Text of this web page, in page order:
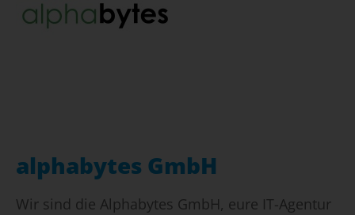
alphabytes GmbH
Wir sind die Alphabytes GmbH, eure IT-Agentur